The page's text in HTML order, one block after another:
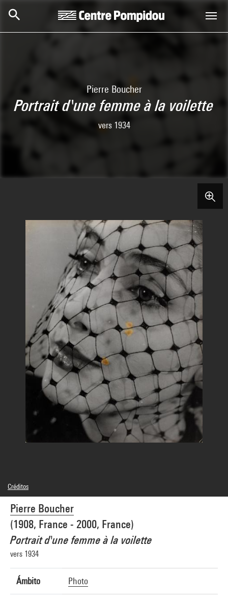
Pierre Boucher
Portrait d'une femme à la voilette
vers 1934
Pierre Boucher
(1908, France - 2000, France)
Portrait d'une femme à la voilette
vers 1934
Ámbito Photo
Créditos
© Fonds Pierre Boucher
Créditos fotográficos : Centre Pompidou, MNAM-CCI/Georges Meguerditchian/Dist.
GrandPalaisRmn
Referencia de la imagen : 4N65703
Difusión de la imagen : GrandPalaisRmnPhoto